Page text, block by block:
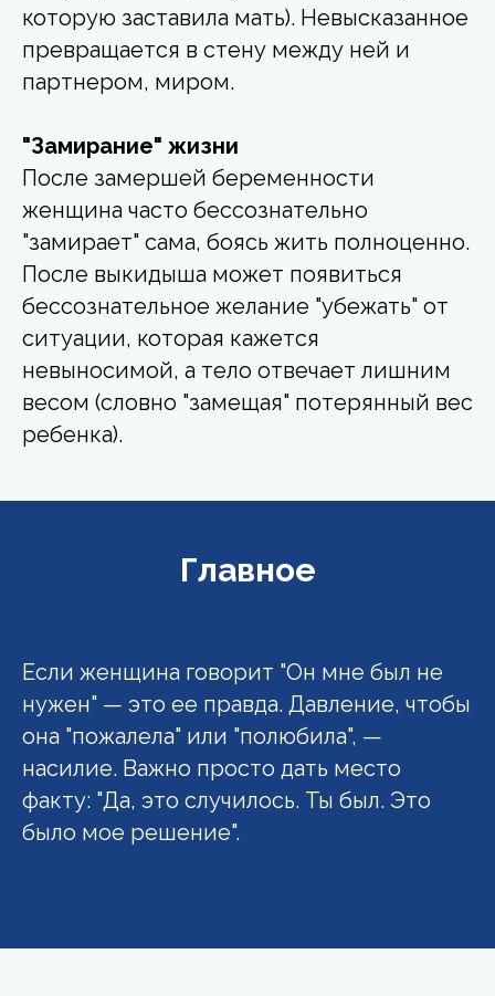
которую заставила мать). Невысказанное
превращается в стену между ней и
партнером, миром.
"Замирание" жизни
После замершей беременности
женщина часто бессознательно
"замирает" сама, боясь жить полноценно.
После выкидыша может появиться
бессознательное желание "убежать" от
ситуации, которая кажется
невыносимой, а тело отвечает лишним
весом (словно "замещая" потерянный вес
ребенка).
Главное
Если женщина говорит "Он мне был не
нужен" — это ее правда. Давление, чтобы
она "пожалела" или "полюбила", —
насилие. Важно просто дать место
факту: "Да, это случилось. Ты был. Это
было мое решение".